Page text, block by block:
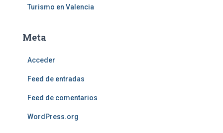
Turismo en Valencia
Meta
Acceder
Feed de entradas
Feed de comentarios
WordPress.org